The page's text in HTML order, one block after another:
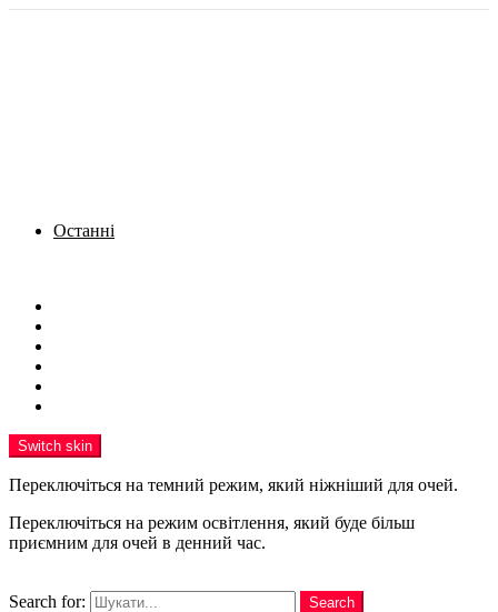
Останні
Switch skin
Переключіться на темний режим, який ніжніший для очей.
Переключіться на режим освітлення, який буде більш
приємним для очей в денний час.
Search for:
Search